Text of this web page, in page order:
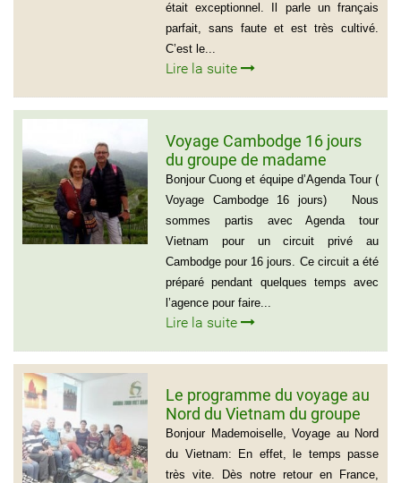
était exceptionnel. Il parle un français
parfait, sans faute et est très cultivé.
C’est le...
Lire la suite
Voyage Cambodge 16 jours
du groupe de madame
Danielle et Monsieur Jean
Luc 0033 – 06 88 20 18 95
Bonjour Cuong et équipe d’Agenda Tour (
Voyage Cambodge 16 jours) Nous
sommes partis avec Agenda tour
Vietnam pour un circuit privé au
Cambodge pour 16 jours. Ce circuit a été
préparé pendant quelques temps avec
l’agence pour faire...
Lire la suite
Le programme du voyage au
Nord du Vietnam du groupe
de Madame Jacqueline
MONTAGNE
Bonjour Mademoiselle, Voyage au Nord
du Vietnam: En effet, le temps passe
très vite. Dès notre retour en France,